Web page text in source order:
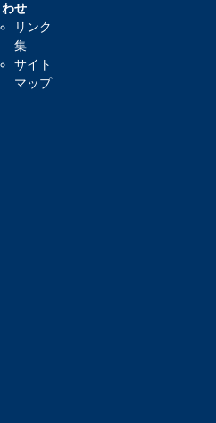
わせ
リンク
集
サイト
マップ